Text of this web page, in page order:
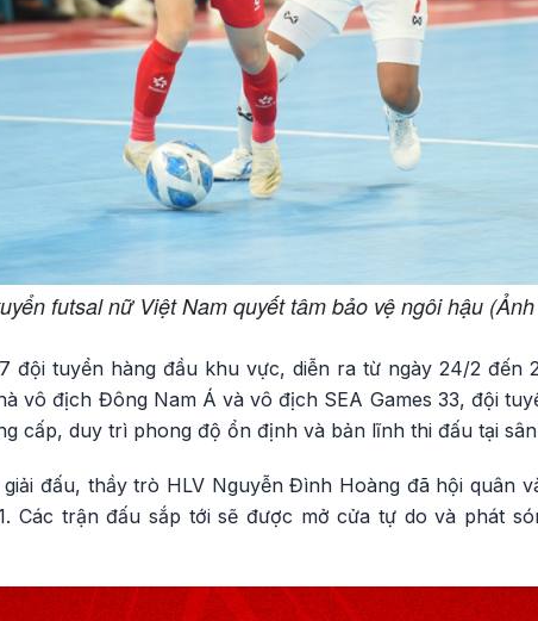
futsal nữ Việt Nam quyết tâm bảo vệ ngôi hậu
đội tuyển hàng đầu khu vực, diễn ra từ ngày 24/2 đến
vô địch Đông Nam Á và vô địch SEA Games 33, đội
cấp, duy trì phong độ ổn định và bản lĩnh thi đấu tại
đấu, thầy trò HLV Nguyễn Đình Hoàng đã hội quân
Các trận đấu sắp tới sẽ được mở cửa tự do và phát